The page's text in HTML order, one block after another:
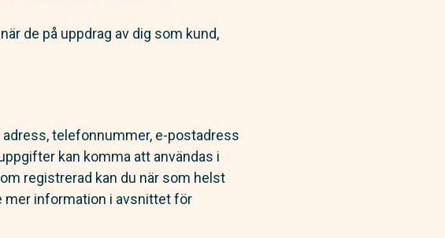
de på uppdrag av dig som kund,
telefonnummer, e-postadress
kan komma att användas i
registrerad kan du när som helst
mer information i avsnittet för